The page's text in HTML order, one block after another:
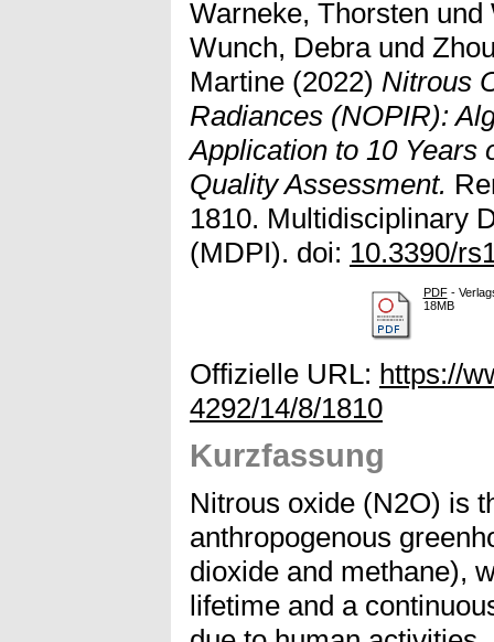
Warneke, Thorsten und
Wunch, Debraund
Martine (2022) Nitrous
Radiances (NOPIR):
Application to 10 Years
Quality Assessment.
1810. Multidisciplinary
(MDPI). doi: 10.3390/
PDF-
18MB
Offizielle URL: https://
4292/14/8/1810
Kurzfassung
Nitrous oxide (N2O) is
anthropogenous
dioxide and methane),
lifetime and a